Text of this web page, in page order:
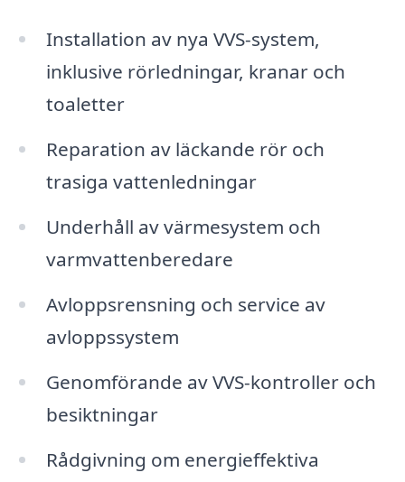
Installation av nya VVS-system,
inklusive rörledningar, kranar och
toaletter
Reparation av läckande rör och
trasiga vattenledningar
Underhåll av värmesystem och
varmvattenberedare
Avloppsrensning och service av
avloppssystem
Genomförande av VVS-kontroller och
besiktningar
Rådgivning om energieffektiva